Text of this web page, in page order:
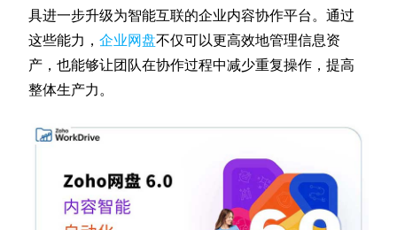
具进一步升级为智能互联的企业内容协作平台。通过
这些能力，企业网盘不仅可以更高效地管理信息资
产，也能够让团队在协作过程中减少重复操作，提高
整体生产力。